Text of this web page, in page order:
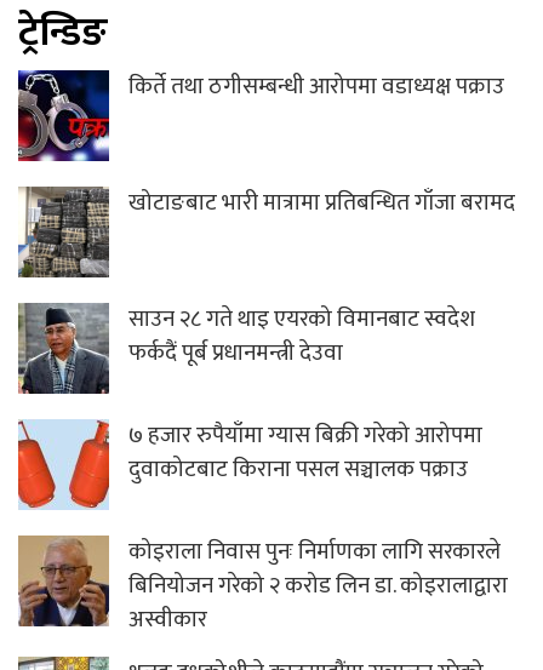
ट्रेन्डिङ
किर्ते तथा ठगीसम्बन्धी आरोपमा वडाध्यक्ष पक्राउ
खोटाङबाट भारी मात्रामा प्रतिबन्धित गाँजा बरामद
साउन २८ गते थाइ एयरको विमानबाट स्वदेश
फर्कदैं पूर्ब प्रधानमन्त्री देउवा
७ हजार रुपैयाँमा ग्यास बिक्री गरेको आरोपमा
दुवाकोटबाट किराना पसल सञ्चालक पक्राउ
कोइराला निवास पुनः निर्माणका लागि सरकारले
बिनियोजन गरेको २ करोड लिन डा. कोइरालाद्वारा
अस्वीकार